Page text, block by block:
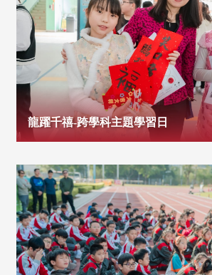
龍躍千禧-跨學科主題學習日